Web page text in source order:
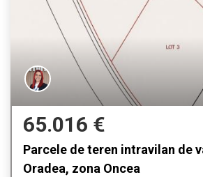
65.016 €
Parcele de teren intravilan de
Oradea, zona Oncea